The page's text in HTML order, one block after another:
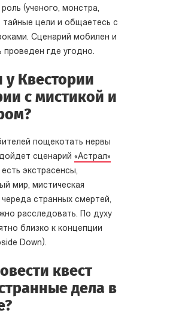
(ученого, монстра,
тайные цели и общаетесь с
Сценарий мобилен и
где угодно.
у Квестории
с мистикой и
пощекотать нервы
сценарий «Астрал»
экстрасенсы,
мир, мистическая
странных смертей,
расследовать. По духу
близко к концепции
Down).
квест
дела в